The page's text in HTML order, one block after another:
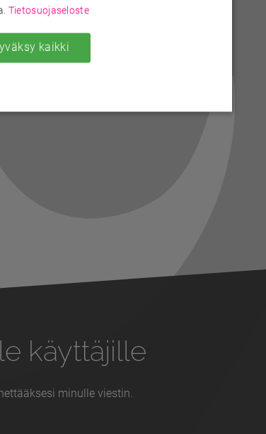
käyttäjille
minulle viestin.
Next
Tietosuojaseloste
kaikki